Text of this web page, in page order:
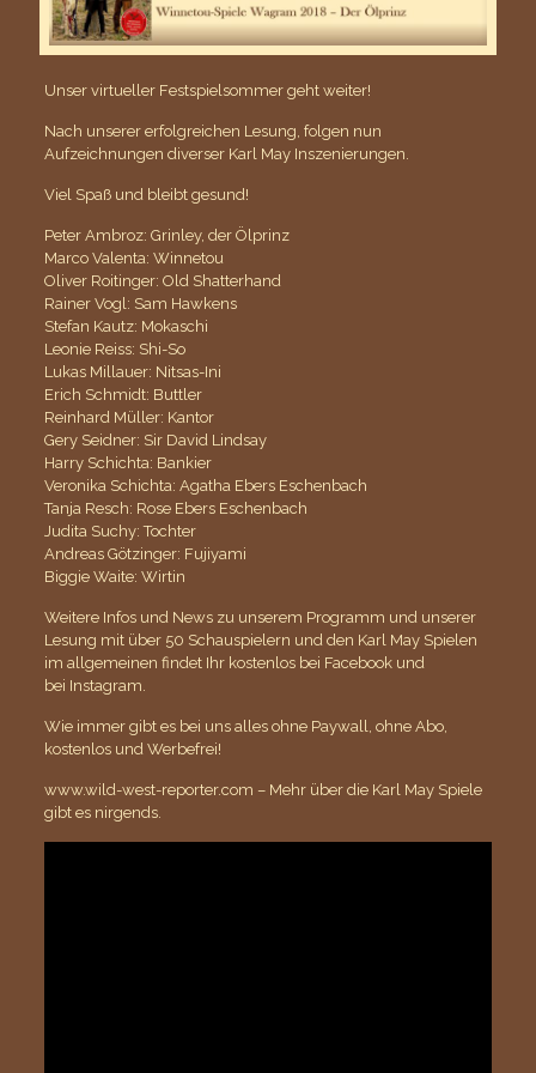
Unser virtueller Festspielsommer geht weiter!
Nach unserer erfolgreichen Lesung, folgen nun
Aufzeichnungen diverser Karl May Inszenierungen.
Viel Spaß und bleibt gesund!
Peter Ambroz: Grinley, der Ölprinz
Marco Valenta: Winnetou
Oliver Roitinger: Old Shatterhand
Rainer Vogl: Sam Hawkens
Stefan Kautz: Mokaschi
Leonie Reiss: Shi-So
Lukas Millauer: Nitsas-Ini
Erich Schmidt: Buttler
Reinhard Müller: Kantor
Gery Seidner: Sir David Lindsay
Harry Schichta: Bankier
Veronika Schichta: Agatha Ebers Eschenbach
Tanja Resch: Rose Ebers Eschenbach
Judita Suchy: Tochter
Andreas Götzinger: Fujiyami
Biggie Waite: Wirtin
Weitere Infos und News zu unserem Programm und unserer
Lesung mit über 50 Schauspielern und den Karl May Spielen
im allgemeinen findet Ihr kostenlos bei Facebookund
bei Instagram.
Wie immer gibt es bei uns alles ohne Paywall, ohne Abo,
kostenlos und Werbefrei!
www.wild-west-reporter.com – Mehr über die Karl May Spiele
gibt es nirgends.